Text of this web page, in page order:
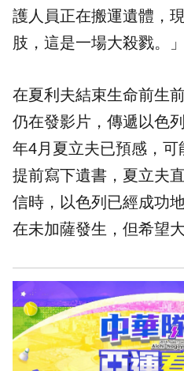
護人員正在搬運遺體，
肢，這是一場大殺戮。」
在夏利夫結束生命前生
仍在發影片，傳遞以色
年4月夏立夫已預感，可
提前寫下遺書，夏立夫
信時，以色列已經成功
在未加薩發生，但希望